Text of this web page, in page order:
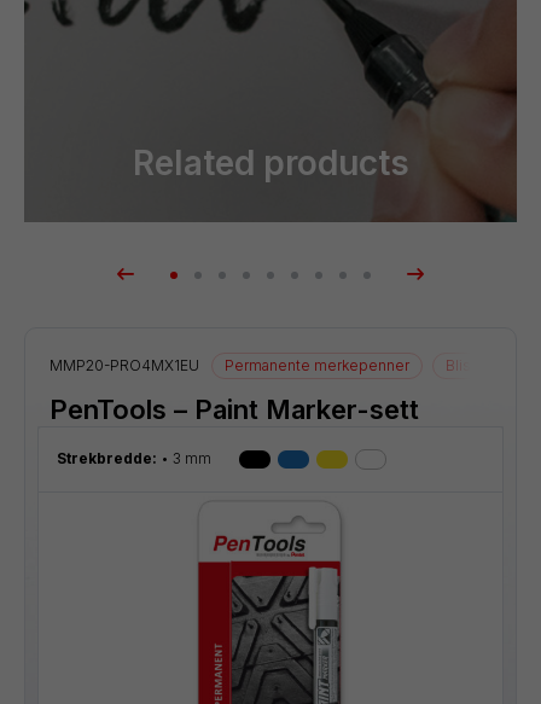
Related products
MMP20-PRO4MX1EU Permanente merkepenner Blister
PenTools – Paint Marker-sett
Strekbredde: 3 mm